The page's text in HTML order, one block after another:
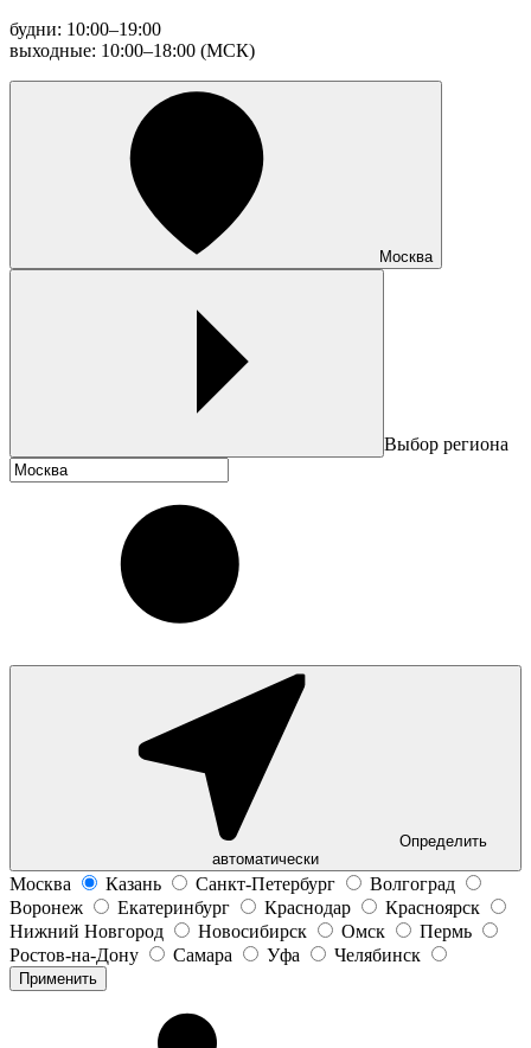
будни: 10:00–19:00
выходные: 10:00–18:00 (МСК)
Москва
Выбор региона
Определить
автоматически
Москва Казань Санкт-Петербург
Волгоград
Воронеж
Екатеринбург Краснодар
Красноярск
Нижний Новгород
Новосибирск Омск
Пермь
Ростов-на-Дону
Самара Уфа Челябинск
Применить